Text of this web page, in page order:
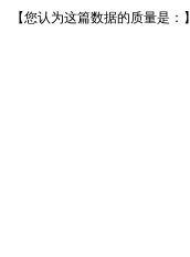
【您认为这篇数据的质量是：】